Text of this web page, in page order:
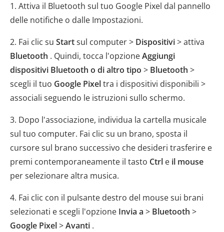
1. Attiva il Bluetooth sul tuo Google Pixel dal pannello
delle notifiche o dalle Impostazioni.
2. Fai clic su Startsul computer > Dispositivi> attiva
Bluetooth . Quindi, tocca l'opzioneAggiungi
dispositivi Bluetooth o di altro tipo > Bluetooth >
scegli il tuo Google Pixeltra i dispositivi disponibili >
associali seguendo le istruzioni sullo schermo.
3. Dopo l'associazione, individua la cartella musicale
sul tuo computer. Fai clic su un brano, sposta il
cursore sul brano successivo che desideri trasferire e
premi contemporaneamente il tasto Ctrl e il mouse
per selezionare altra musica.
4. Fai clic con il pulsante destro del mouse sui brani
selezionati e scegli l'opzione Invia a > Bluetooth >
Google Pixel>Avanti .